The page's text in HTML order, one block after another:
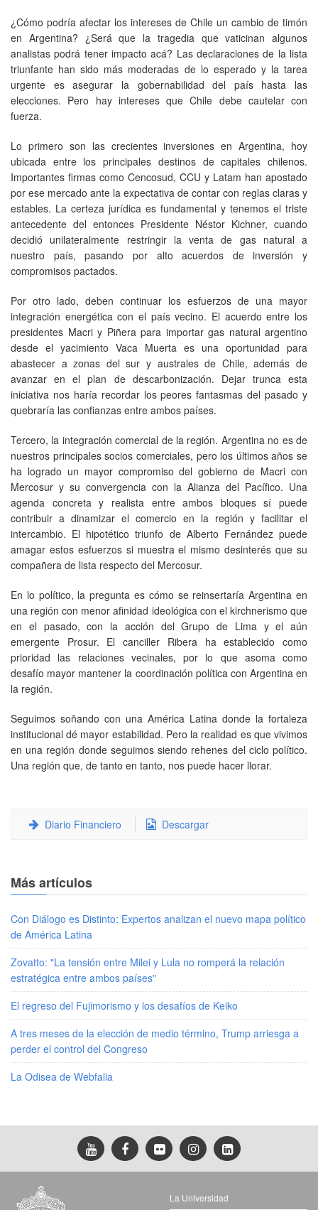
¿Cómo podría afectar los intereses de Chile un cambio de timón
en Argentina? ¿Será que la tragedia que vaticinan algunos
analistas podrá tener impacto acá? Las declaraciones de la lista
triunfante han sido más moderadas de lo esperado y la tarea
urgente es asegurar la gobernabilidad del país hasta las
elecciones. Pero hay intereses que Chile debe cautelar con
fuerza.
Lo primero son las crecientes inversiones en Argentina, hoy
ubicada entre los principales destinos de capitales chilenos.
Importantes firmas como Cencosud, CCU y Latam han apostado
por ese mercado ante la expectativa de contar con reglas claras y
estables. La certeza jurídica es fundamental y tenemos el triste
antecedente del entonces Presidente Néstor Kichner, cuando
decidió unilateralmente restringir la venta de gas natural a
nuestro país, pasando por alto acuerdos de inversión y
compromisos pactados.
Por otro lado, deben continuar los esfuerzos de una mayor
integración energética con el país vecino. El acuerdo entre los
presidentes Macri y Piñera para importar gas natural argentino
desde el yacimiento Vaca Muerta es una oportunidad para
abastecer a zonas del sur y australes de Chile, además de
avanzar en el plan de descarbonización. Dejar trunca esta
iniciativa nos haría recordar los peores fantasmas del pasado y
quebraría las confianzas entre ambos países.
Tercero, la integración comercial de la región. Argentina no es de
nuestros principales socios comerciales, pero los últimos años se
ha logrado un mayor compromiso del gobierno de Macri con
Mercosur y su convergencia con la Alianza del Pacífico. Una
agenda concreta y realista entre ambos bloques sí puede
contribuir a dinamizar el comercio en la región y facilitar el
intercambio. El hipotético triunfo de Alberto Fernández puede
amagar estos esfuerzos si muestra el mismo desinterés que su
compañera de lista respecto del Mercosur.
En lo político, la pregunta es cómo se reinsertaría Argentina en
una región con menor afinidad ideológica con el kirchnerismo que
en el pasado, con la acción del Grupo de Lima y el aún
emergente Prosur. El canciller Ribera ha establecido como
prioridad las relaciones vecinales, por lo que asoma como
desafío mayor mantener la coordinación política con Argentina en
la región.
Seguimos soñando con una América Latina donde la fortaleza
institucional dé mayor estabilidad. Pero la realidad es que vivimos
en una región donde seguimos siendo rehenes del ciclo político.
Una región que, de tanto en tanto, nos puede hacer llorar.
Diario Financiero Descargar
Más artículos
Con Diálogo es Distinto: Expertos analizan el nuevo mapa político
de América Latina
Zovatto: "La tensión entre Milei y Lula no romperá la relación
estratégica entre ambos países"
El regreso del Fujimorismo y los desafíos de Keiko
A tres meses de la elección de medio término, Trump arriesga a
perder el control del Congreso
La Odisea de Webfalia
La Universidad